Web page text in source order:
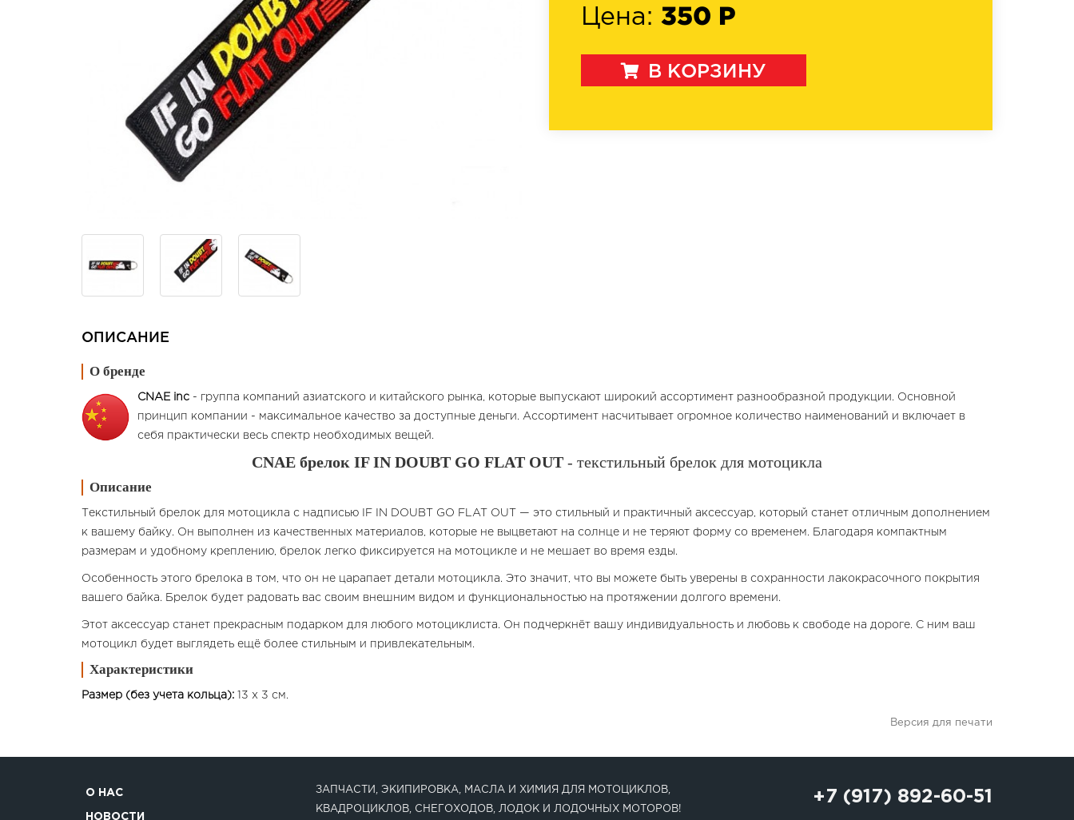
Цена: 350 Р
В КОРЗИНУ
ОПИСАНИЕ
О бренде
CNAE inc - группа компаний азиатского и китайского рынка, которые выпускают широкий ассортимент разнообразной продукции. Основной
принцип компании - максимальное качество за доступные деньги. Ассортимент насчитывает огромное количество наименований и включает в
себя практически весь спектр необходимых вещей.
CNAE брелок IF IN DOUBT GO FLAT OUT - текстильный брелок для мотоцикла
Описание
Текстильный брелок для мотоцикла с надписью IF IN DOUBT GO FLAT OUT — это стильный и практичный аксессуар, который станет отличным дополнением
к вашему байку. Он выполнен из качественных материалов, которые не выцветают на солнце и не теряют форму со временем. Благодаря компактным
размерам и удобному креплению, брелок легко фиксируется на мотоцикле и не мешает во время езды.
Особенность этого брелока в том, что он не царапает детали мотоцикла. Это значит, что вы можете быть уверены в сохранности лакокрасочного покрытия
вашего байка. Брелок будет радовать вас своим внешним видом и функциональностью на протяжении долгого времени.
Этот аксессуар станет прекрасным подарком для любого мотоциклиста. Он подчеркнёт вашу индивидуальность и любовь к свободе на дороге. С ним ваш
мотоцикл будет выглядеть ещё более стильным и привлекательным.
Характеристики
Размер (без учета кольца): 13 x 3 см.
Версия для печати
О НАС
НОВОСТИ
ЗАПЧАСТИ, ЭКИПИРОВКА, МАСЛА И ХИМИЯ ДЛЯ МОТОЦИКЛОВ,
КВАДРОЦИКЛОВ, СНЕГОХОДОВ, ЛОДОК И ЛОДОЧНЫХ МОТОРОВ!
+7 (917) 892-60-51